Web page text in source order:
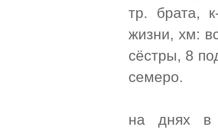
тр. брата,
жизни, хм:
сёстры, 8
семеро.
на днях в